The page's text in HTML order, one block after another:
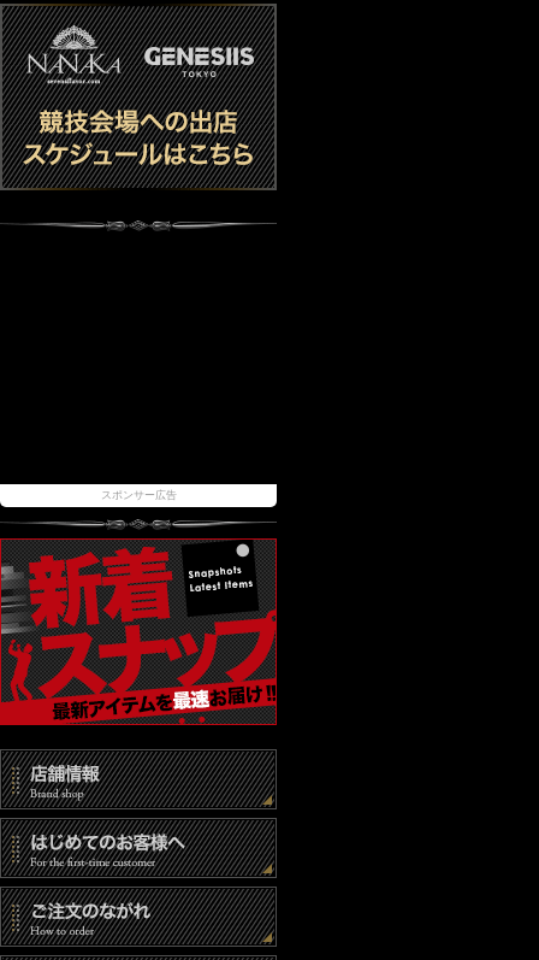
スポンサー広告